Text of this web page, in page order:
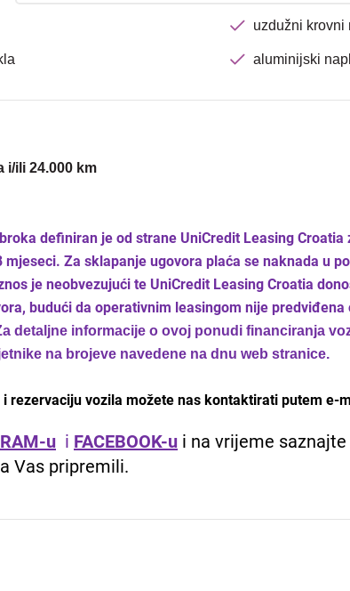
uzdužni krovni
aluminijski
i/ili 24.000 km
definiran je od strane UniCredit Leasing
Za sklapanje ugovora plaća se naknada u
je neobvezujući te UniCredit Leasing Croatia
budući da operativnim leasingom nije
detaljne informacije o ovoj ponudi financiranja
na brojeve navedene na dnu web stranice.
i rezervaciju vozila možete nas kontaktirati putem e-
u i FACEBOOK-u i na vrijeme
Vas pripremili.